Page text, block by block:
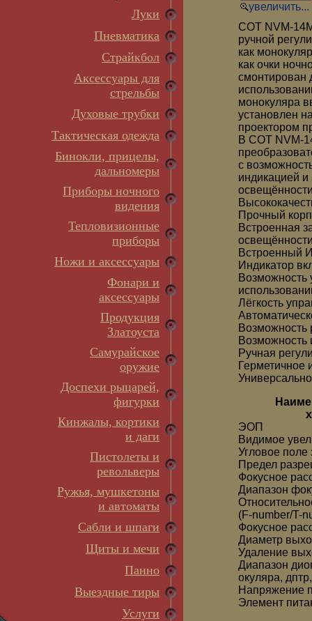
Луки
Пневматика
Страйкбол
Аксессуары для
стрельбы
Духовые трубки
Тактическая одежда
Бинокли, прицелы,
дальномеры
Приборы ночного
видения
Тепловизионные
приборы
Ножи и аксессуары
Фонари и
аксессуары
Продукция
Златоуста
Самурайское
оружие
Доспехи рыцарей,
фигурки
Кинжалы, кортики
и даги
Пистолеты и
револьверы
Ружья, мушкетоны
и автоматы
Сабли и шпаги
Щиты и мечи
Панно
Выездные тиры
Услуги
увеличить...
COT NVM-
ручной
как
как очки
смонтирован
монокуляра
установлен
проектором
В COT NVM-
с
индикацией
Прочный
Встроенная
Встроенный
Индикатор
Возможность
Лёгкость
Возможность
Возможность
Ручная
Герметичное
ЭОП
Видимое
Угловое поле
Предел
Фокусное
Диапазон
(F-number/T-
Фокусное
Диаметр
Удаление
Диапазон
окуляра,
Напряжение
Элемент